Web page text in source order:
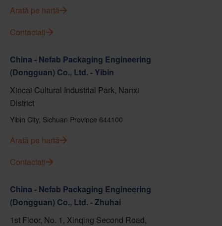
Arată pe hartă
Contactați
China - Nefab Packaging Engineering
(Dongguan) Co., Ltd. - Yibin
Xincai Cultural Industrial Park, Nanxi
District
Yibin City, Sichuan Province 644100
Arată pe hartă
Contactați
China - Nefab Packaging Engineering
(Dongguan) Co., Ltd. - Zhuhai
1st Floor, No. 1, Xinqing Second Road,